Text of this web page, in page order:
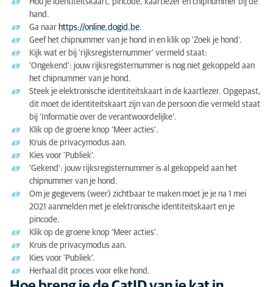
Hou je identiteitskaart, pincode, kaartlezer en chipnummer bij de
hand.
Ga naar https://online.dogid.be.
Geef het chipnummer van je hond in en klik op 'Zoek je hond'.
Kijk wat er bij ‘rijksregisternummer’ vermeld staat:
‘Ongekend’: jouw rijksregisternummer is nog niet gekoppeld aan
het chipnummer van je hond.
Steek je elektronische identiteitskaart in de kaartlezer. Opgepast,
dit moet de identiteitskaart zijn van de persoon die vermeld staat
bij ‘Informatie over de verantwoordelijke’.
Klik op de groene knop ‘Meer acties’.
Kruis de privacymodus aan.
Kies voor 'Publiek'.
‘Gekend’: jouw rijksregisternummer is al gekoppeld aan het
chipnummer van je hond.
Om je gegevens (weer) zichtbaar te maken moet je je na 1 mei
2021 aanmelden met je elektronische identiteitskaart en je
pincode.
Klik op de groene knop ‘Meer acties’.
Kruis de privacymodus aan.
Kies voor 'Publiek'.
Herhaal dit proces voor elke hond.